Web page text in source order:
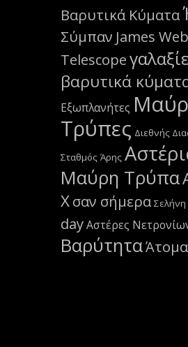
Βαρυτικά Κύματα
Σύμπαν James
Telescope
βαρυτικά
Εξωπλανήτες
Τρύπες Διεθνής
Σταθμός Άρης
Μαύρη Τρύπα
Χσαν σήμερα Σελήνη
dayΑστέρες
ΒαρύτηταΆτομα